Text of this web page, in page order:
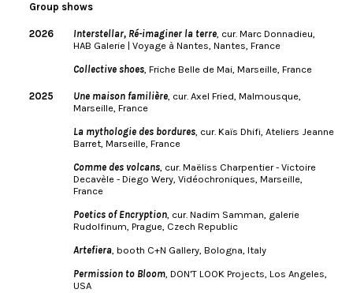
Group shows
2026 Interstellar, Ré-imaginer la terre, cur. Marc Donnadieu,
HAB Galerie | Voyage à Nantes, Nantes, France
Collective shoes, Friche Belle de Mai, Marseille, France
2025 Une maison familière, cur. Axel Fried, Malmousque,
Marseille, France
La mythologie des bordures, cur. Kaïs Dhifi, Ateliers Jeanne
Barret, Marseille, France
Comme des volcans, cur. Maëliss Charpentier - Victoire
Decavèle - Diego Wery, Vidéochroniques, Marseille,
France
Poetics of Encryption, cur. Nadim Samman, galerie
Rudolfinum, Prague, Czech Republic
Artefiera, booth C+N Gallery, Bologna, Italy
Permission to Bloom, DON'T LOOK Projects, Los Angeles,
USA